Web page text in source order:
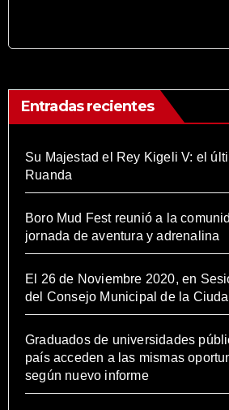
Entradas recientes
Su Majestad el Rey Kigeli V: el
Ruanda
Boro Mud Fest reunió a la
jornada de aventura y adrenalina
El 26 de Noviembre 2020, en
del Consejo Municipal de la
Graduados de universidades
país acceden a las mismas
según nuevo informe